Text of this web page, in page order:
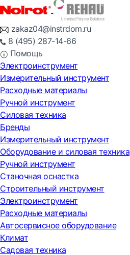
zakaz04@instrdom.ru
8 (495) 287-14-66
Помощь
Электроинструмент
Измерительный инструмент
Расходные материалы
Ручной инструмент
Силовая техника
Бренды
Измерительный инструмент
Оборудование и силовая техника
Ручной инструмент
Станочная оснастка
Строительный инструмент
Электроинструмент
Расходные материалы
Автосервисное оборудование
Климат
Садовая техника